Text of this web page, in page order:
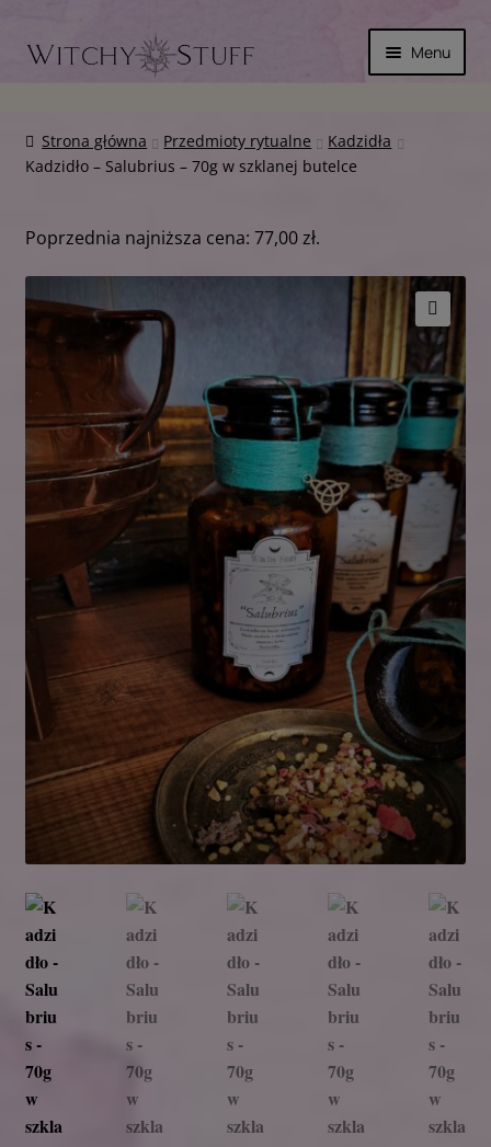
Przejdź
do
Przejdź
do
Menu
MAGICZNIE
INNE
WYPRZEDAŻ
KOSZYK
Strona główna Przedmioty rytualne
Kadzidła
Kadzidło – Salubrius – 70g w szklanej butelce
Poprzednia najniższa cena: 77,00zł.
🔍